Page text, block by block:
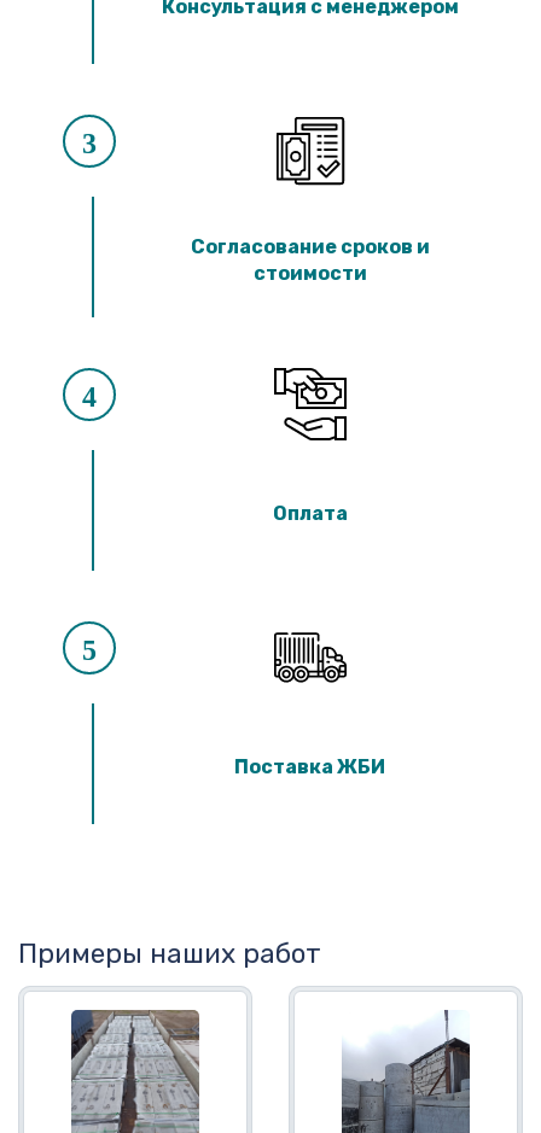
Консультация с менеджером
3
Согласование сроков и
стоимости
4
Оплата
5
Поставка ЖБИ
Примеры наших работ